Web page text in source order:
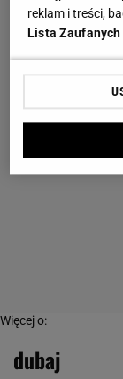
Więcej o:
dubaj
reklam i treści,
Lista